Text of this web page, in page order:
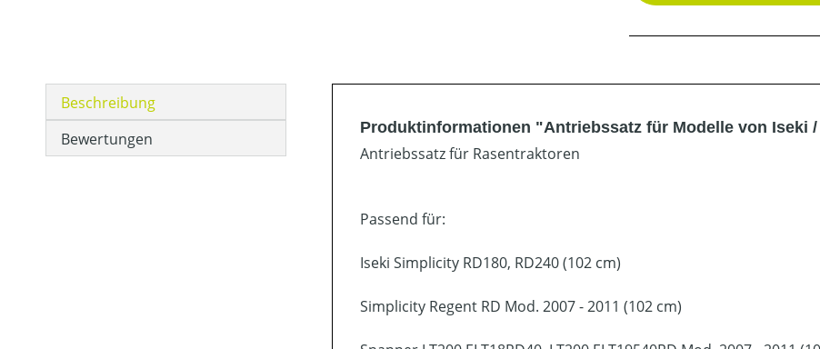
Beschreibung
Bewertungen
Produktinformationen "Antriebssatz für Modelle von Iseki
Antriebssatz für Rasentraktoren
Passend für:
Iseki Simplicity RD180, RD240 (102 cm)
Simplicity Regent RD Mod. 2007 - 2011 (102 cm)